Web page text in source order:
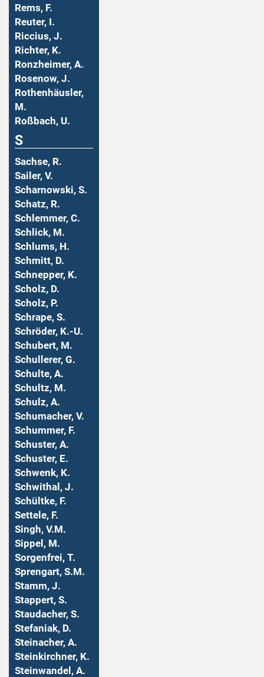
Rems, F.
Reuter, I.
Riccius, J.
Richter, K.
Ronzheimer, A.
Rosenow, J.
Rothenhäusler,
M.
Roßbach, U.
S
Sachse, R.
Sailer, V.
Scharnowski, S.
Schatz, R.
Schlemmer, C.
Schlick, M.
Schlums, H.
Schmitt, D.
Schnepper, K.
Scholz, D.
Scholz, P.
Schrape, S.
Schröder, K.-U.
Schubert, M.
Schullerer, G.
Schulte, A.
Schultz, M.
Schulz, A.
Schumacher, V.
Schummer, F.
Schuster, A.
Schuster, E.
Schwenk, K.
Schwithal, J.
Schültke, F.
Settele, F.
Singh, V.M.
Sippel, M.
Sorgenfrei, T.
Sprengart, S.M.
Stamm, J.
Stappert, S.
Staudacher, S.
Stefaniak, D.
Steinacher, A.
Steinkirchner, K.
Steinwandel, A.